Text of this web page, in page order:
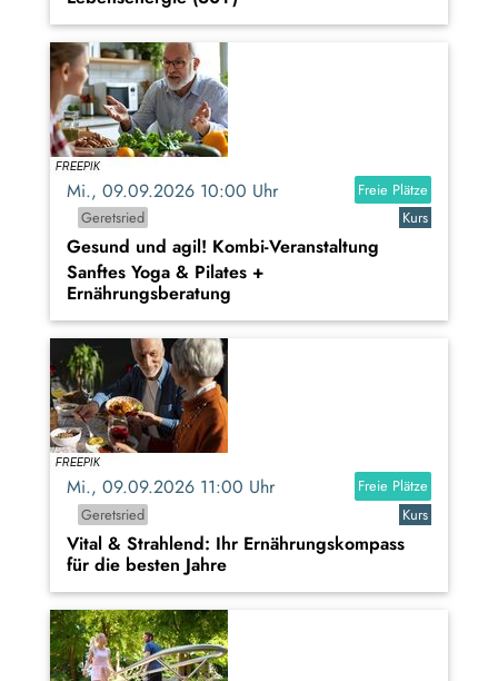
Mi., 09.09.2026 10:00 Uhr
Freie Plätze
Geretsried
Kurs
Gesund und agil! Kombi-Veranstaltung
Sanftes Yoga & Pilates +
Ernährungsberatung
Mi., 09.09.2026 11:00 Uhr
Freie Plätze
Geretsried
Kurs
Vital & Strahlend: Ihr Ernährungskompass
für die besten Jahre